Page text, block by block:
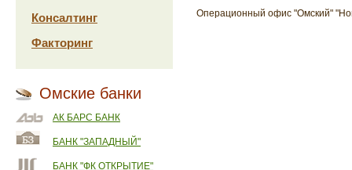
Консалтинг
Факторинг
Омские банки
АК БАРС БАНК
БАНК "ЗАПАДНЫЙ"
БАНК "ФК ОТКРЫТИЕ"
Операционный офис "Омский"